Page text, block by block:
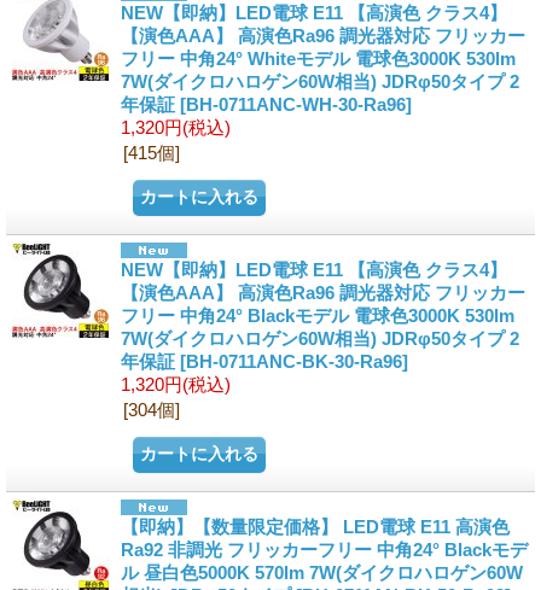
NEW【即納】LED電球 E11 【高演色 クラス4】
【演色AAA】 高演色Ra96 調光器対応 フリッカー
フリー 中角24° Whiteモデル 電球色3000K 530lm
7W(ダイクロハロゲン60W相当) JDRφ50タイプ 2
年保証 [BH-0711ANC-WH-30-Ra96]
1,320円(税込)
[415個]
NEW【即納】LED電球 E11 【高演色 クラス4】
【演色AAA】 高演色Ra96 調光器対応 フリッカー
フリー 中角24° Blackモデル 電球色3000K 530lm
7W(ダイクロハロゲン60W相当) JDRφ50タイプ 2
年保証 [BH-0711ANC-BK-30-Ra96]
1,320円(税込)
[304個]
【即納】【数量限定価格】 LED電球 E11 高演色
Ra92 非調光 フリッカーフリー 中角24° Blackモデ
ル 昼白色5000K 570lm 7W(ダイクロハロゲン60W